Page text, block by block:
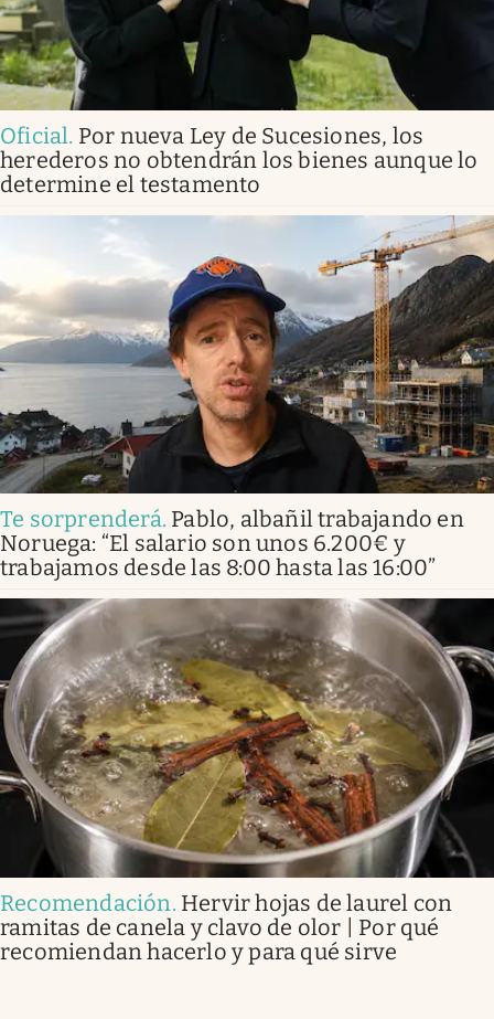
Oficial. Por nueva Ley de Sucesiones, los
herederos no obtendrán los bienes aunque lo
determine el testamento
Te sorprenderá. Pablo, albañil trabajando en
Noruega: “El salario son unos 6.200€ y
trabajamos desde las 8:00 hasta las 16:00”
Recomendación. Hervir hojas de laurel con
ramitas de canela y clavo de olor | Por qué
recomiendan hacerlo y para qué sirve